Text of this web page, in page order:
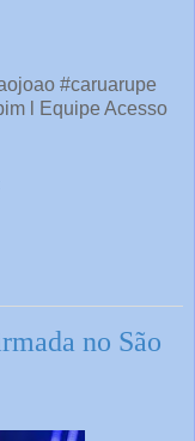
#caruarupe
l Equipe Acesso
no São